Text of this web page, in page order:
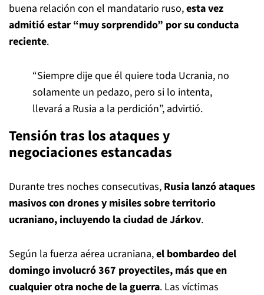
buena relación con el mandatario ruso,esta vez
admitió estar “muy sorprendido” por su conducta
reciente.
“Siempre dije que él quiere toda Ucrania, no
solamente un pedazo, pero si lo intenta,
llevará a Rusia a la perdición”, advirtió.
Tensión tras los ataques y
negociaciones estancadas
Durante tres noches consecutivas, Rusia lanzó ataques
masivos con drones y misiles sobre territorio
ucraniano, incluyendo la ciudad de Járkov.
Según la fuerza aérea ucraniana,el bombardeo del
domingo involucró 367 proyectiles, más que en
cualquier otra noche de la guerra. Las víctimas